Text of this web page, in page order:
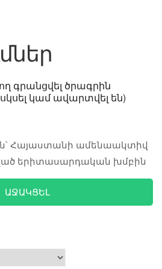
գրանցվել ծրագրին
կամ ավարտվել են)
Հայաստանի ամենաակտիվ
երիտասարդական խմբին
ԱՋԱԿՑԵԼ